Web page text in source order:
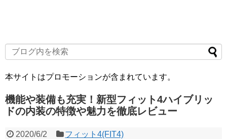
本サイトはプロモーションが含まれています。
機能や装備も充実！新型フィット4ハイブリッ
ドの内装の特徴や魅力を徹底レビュー
2020/6/2 フィット4(FIT4)